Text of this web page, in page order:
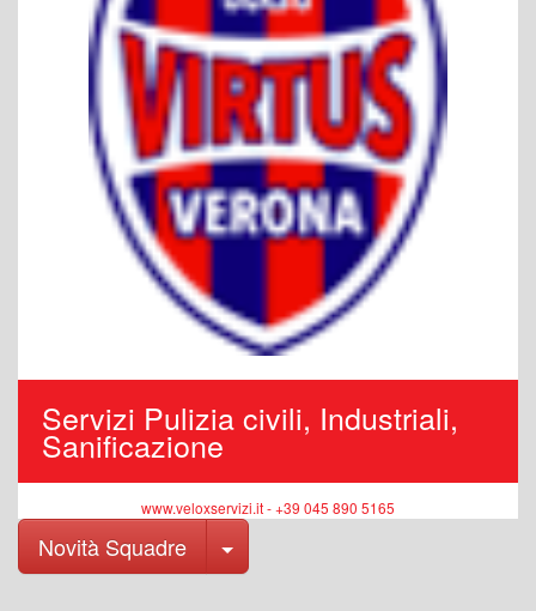
Servizi Pulizia civili, Industriali,
Sanificazione
www.veloxservizi.it - +39 045 890 5165
Novità Squadre Toggle Dropdown